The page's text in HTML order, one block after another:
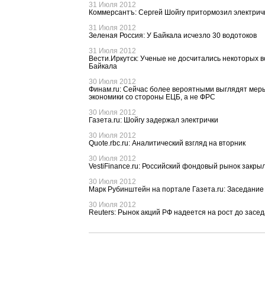
31 Июля 2012
Коммерсантъ: Сергей Шойгу притормозил
31 Июля 2012
Зеленая Россия: У Байкала исчезло 30 водотоков
31 Июля 2012
Вести.Иркутск: Ученые не досчитались некоторых
Байкала
30 Июля 2012
Финам.ru: Сейчас более вероятными выглядят
экономики со стороны ЕЦБ, а не ФРС
30 Июля 2012
Газета.ru: Шойгу задержал электрички
30 Июля 2012
Quote.rbc.ru: Аналитический взгляд на вторник
30 Июля 2012
VestiFinance.ru: Российский фондовый рынок
30 Июля 2012
Марк Рубинштейн на портале Газета.ru:
30 Июля 2012
Reuters: Рынок акций РФ надеется на рост до